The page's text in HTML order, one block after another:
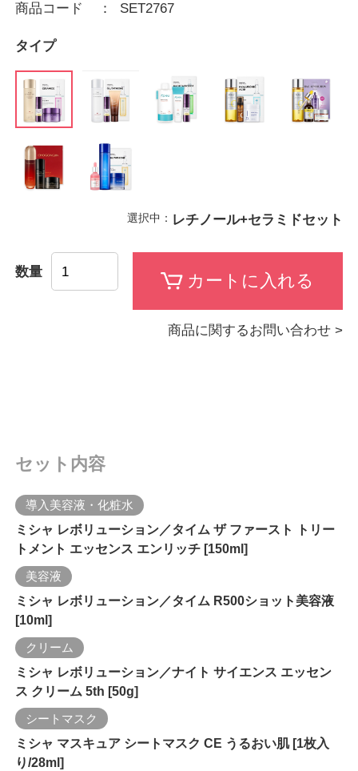
商品コード
SET2767
タイプ
選択中： レチノール+セラミドセット
数量
商品に関するお問い合わせ >
セット内容
導入美容液・化粧水
ミシャ レボリューション／タイム ザ ファースト トリー
トメント エッセンス エンリッチ [150ml]
美容液
ミシャ レボリューション／タイム R500ショット美容液
[10ml]
クリーム
ミシャ レボリューション／ナイト サイエンス エッセン
ス クリーム 5th [50g]
シートマスク
ミシャ マスキュア シートマスク CE うるおい肌 [1枚入
り/28ml]